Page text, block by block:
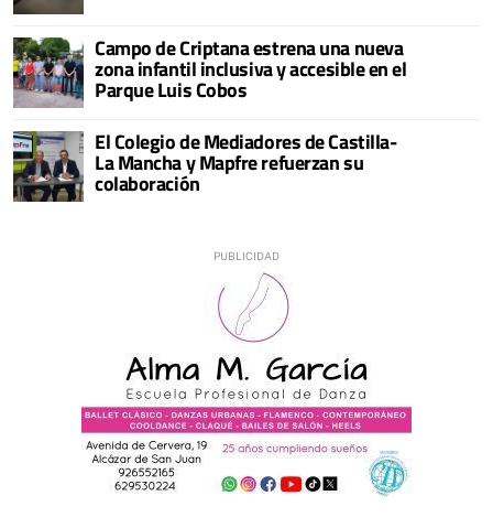
Campo de Criptana estrena una nueva
zona infantil inclusiva y accesible en el
Parque Luis Cobos
El Colegio de Mediadores de Castilla-
La Mancha y Mapfre refuerzan su
colaboración